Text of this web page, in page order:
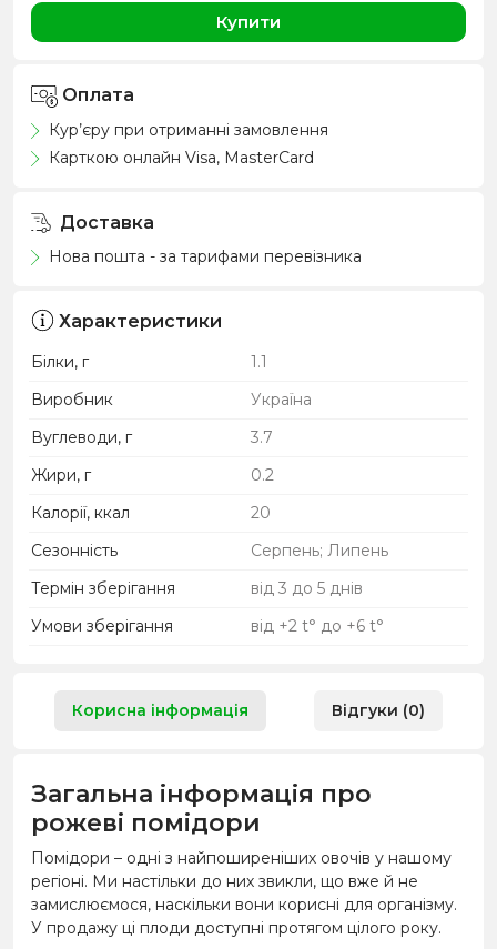
Купити
Оплата
Кур’єру при отриманні замовлення
Карткою онлайн Visa, MasterCard
Доставка
Нова пошта - за тарифами перевізника
Характеристики
Білки, г
1.1
Виробник
Україна
Вуглеводи, г
3.7
Жири, г
0.2
Калорії, ккал
20
Сезонність
Серпень; Липень
Термін зберігання
від 3 до 5 днів
Умови зберігання
від +2 t° до +6 t°
Корисна інформація Відгуки (0)
Загальна інформація про
рожеві помідори
Помідори – одні з найпоширеніших овочів у нашому
регіоні. Ми настільки до них звикли, що вже й не
замислюємося, наскільки вони корисні для організму.
У продажу ці плоди доступні протягом цілого року.